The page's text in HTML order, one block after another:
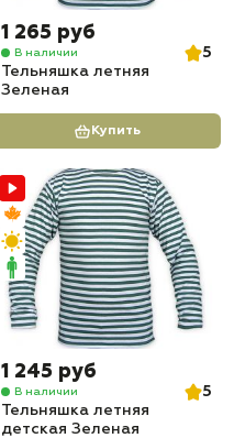
1 265 руб
В наличии
5
Тельняшка летняя
Зеленая
Купить
1 245 руб
В наличии
5
Тельняшка летняя
детская Зеленая